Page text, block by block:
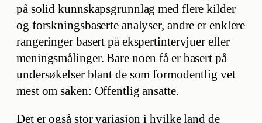
på solid kunnskapsgrunnlag med flere kilder
og forskningsbaserte analyser, andre er enklere
rangeringer basert på ekspertintervjuer eller
meningsmålinger. Bare noen få er basert på
undersøkelser blant de som formodentlig vet
mest om saken: Offentlig ansatte.
Det er også stor variasjon i hvilke land de